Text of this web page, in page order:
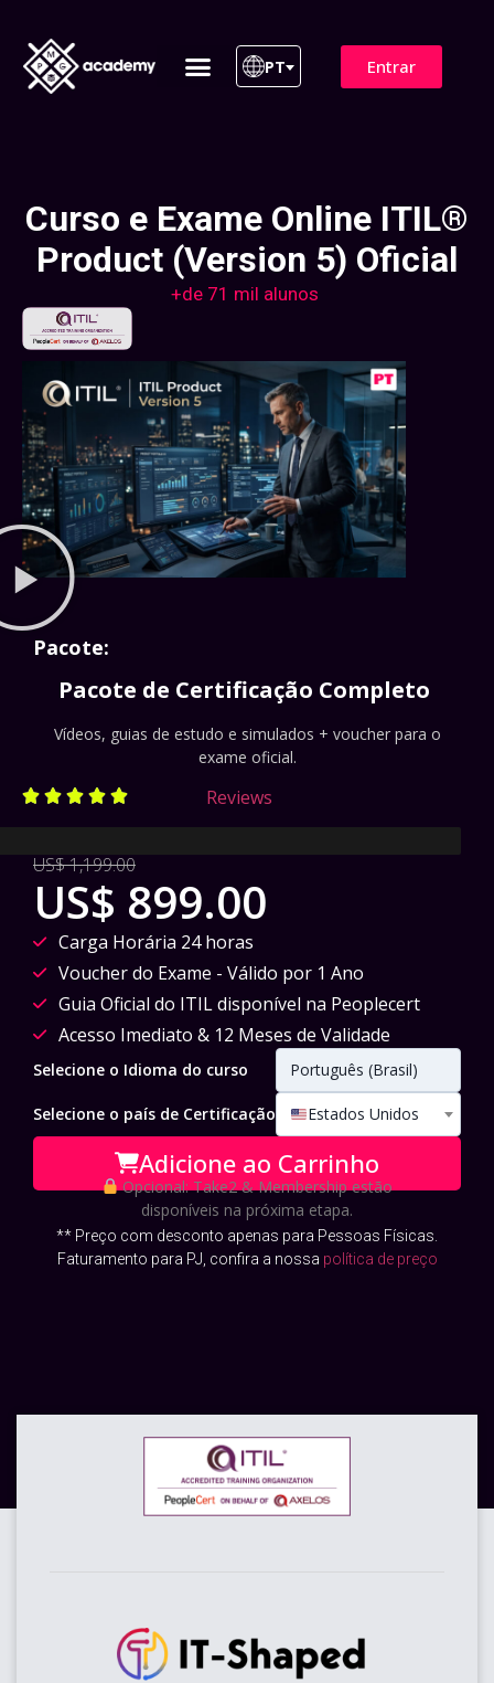
PT Entrar
+de 71 mil alunos
Curso e Exame Online ITIL®
Product (Version 5) Oficial
Pacote:
Pacote de Certificação Completo
Vídeos, guias de estudo e simulados + voucher para o
exame oficial.
     Reviews
US$ 1,199.00
US$ 899.00
Carga Horária 24 horas
Voucher do Exame - Válido por 1 Ano​
Guia Oficial do ITIL disponível na Peoplecert
Acesso Imediato & 12 Meses de Validade
Selecione o Idioma do curso Português (Brasil)
Selecione o país de Certificação Estados Unidos
Adicione ao Carrinho
Opcional: Take2 & Membership estão
disponíveis na próxima etapa.
** Preço com desconto apenas para Pessoas Físicas.
Faturamento para PJ, confira a nossa política de preço